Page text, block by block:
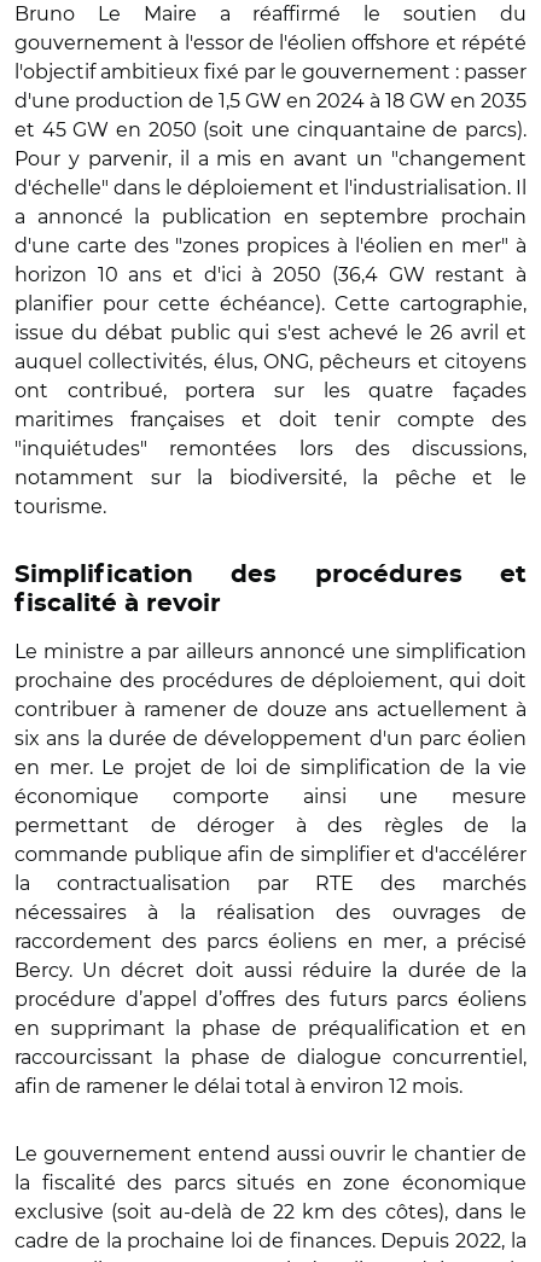
Bruno Le Maire a réaffirmé le soutien du
gouvernement à l'essor de l'éolien offshore et répété
l'objectif ambitieux fixé par le gouvernement : passer
d'une production de 1,5 GW en 2024 à 18 GW en 2035
et 45 GW en 2050 (soit une cinquantaine de parcs).
Pour y parvenir, il a mis en avant un "changement
d'échelle" dans le déploiement et l'industrialisation. Il
a annoncé la publication en septembre prochain
d'une carte des "zones propices à l'éolien en mer" à
horizon 10 ans et d'ici à 2050 (36,4 GW restant à
planifier pour cette échéance). Cette cartographie,
issue du débat public qui s'est achevé le 26 avril et
auquel collectivités, élus, ONG, pêcheurs et citoyens
ont contribué, portera sur les quatre façades
maritimes françaises et doit tenir compte des
"inquiétudes" remontées lors des discussions,
notamment sur la biodiversité, la pêche et le
tourisme.
Simplification des procédures et
fiscalité à revoir
Le ministre a par ailleurs annoncé une simplification
prochaine des procédures de déploiement, qui doit
contribuer à ramener de douze ans actuellement à
six ans la durée de développement d'un parc éolien
en mer. Le projet de loi de simplification de la vie
économique comporte ainsi une mesure
permettant de déroger à des règles de la
commande publique afin de simplifier et d'accélérer
la contractualisation par RTE des marchés
nécessaires à la réalisation des ouvrages de
raccordement des parcs éoliens en mer, a précisé
Bercy. Un décret doit aussi réduire la durée de la
procédure d’appel d’offres des futurs parcs éoliens
en supprimant la phase de préqualification et en
raccourcissant la phase de dialogue concurrentiel,
afin de ramener le délai total à environ 12 mois.
Le gouvernement entend aussi ouvrir le chantier de
la fiscalité des parcs situés en zone économique
exclusive (soit au-delà de 22 km des côtes), dans le
cadre de la prochaine loi de finances. Depuis 2022, la